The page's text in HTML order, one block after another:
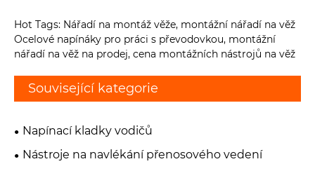
Hot Tags: Nářadí na montáž věže, montážní nářadí na věž
Ocelové napínáky pro práci s převodovkou, montážní
nářadí na věž na prodej, cena montážních nástrojů na věž
Související kategorie
Napínací kladky vodičů
Nástroje na navlékání přenosového vedení